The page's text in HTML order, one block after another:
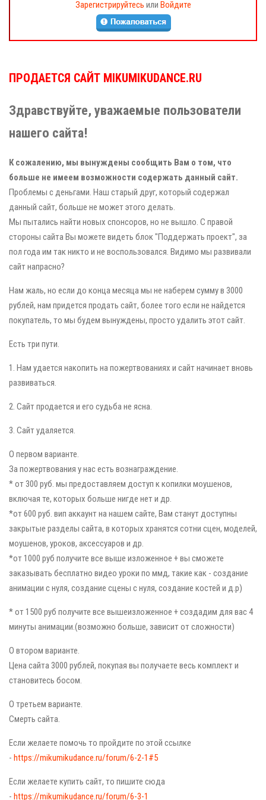
Зарегистрируйтесь или Войдите
ПРОДАЕТСЯ САЙТ MIKUMIKUDANCE.RU
Здравствуйте, уважаемые пользователи
нашего сайта!
К сожалению, мы вынуждены сообщить Вам о том, что
больше не имеем возможности содержать данный сайт.
Проблемы с деньгами. Наш старый друг, который содержал
данный сайт, больше не может этого делать.
Мы пытались найти новых спонсоров, но не вышло. С правой
стороны сайта Вы можете видеть блок "Поддержать проект", за
пол года им так никто и не воспользовался. Видимо мы развивали
сайт напрасно?
Нам жаль, но если до конца месяца мы не наберем сумму в 3000
рублей, нам придется продать сайт, более того если не найдется
покупатель, то мы будем вынуждены, просто удалить этот сайт.
Есть три пути.
1. Нам удается накопить на пожертвованиях и сайт начинает вновь
развиваться.
2. Сайт продается и его судьба не ясна.
3. Сайт удаляется.
О первом варианте.
За пожертвования у нас есть вознаграждение.
* от 300 руб. мы предоставляем доступ к копилки моушенов,
включая те, которых больше нигде нет и др.
*от 600 руб. вип аккаунт на нашем сайте, Вам станут доступны
закрытые разделы сайта, в которых хранятся сотни сцен, моделей,
моушенов, уроков, аксессуаров и др.
*от 1000 руб получите все выше изложенное + вы сможете
заказывать бесплатно видео уроки по ммд, такие как - создание
анимации с нуля, создание сцены с нуля, создание костей и д.р)
* от 1500 руб получите все вышеизложенное + создадим для вас 4
минуты анимации.(возможно больше, зависит от сложности)
О втором варианте.
Цена сайта 3000 рублей, покупая вы получаете весь комплект и
становитесь босом.
О третьем варианте.
Смерть сайта.
Если желаете помочь то пройдите по этой ссылке
- https://mikumikudance.ru/forum/6-2-1#5
Если желаете купить сайт, то пишите сюда
- https://mikumikudance.ru/forum/6-3-1